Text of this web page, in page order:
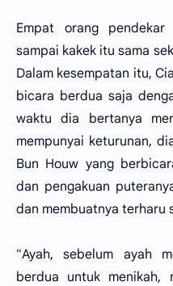
Empat orang
sampai kakek itu sama
Dalam kesempatan itu,
bicara berdua saja
waktu dia bertanya
mempunyai keturunan,
Bun Houw yang
dan pengakuan
dan membuatnya terharu
"Ayah, sebelum ayah
berdua untuk menikah,